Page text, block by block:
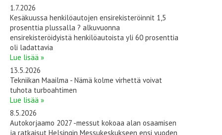
1.7.2026
Kesäkuussa henkilöautojen ensirekisteröinnit 1,5
prosenttia plussalla ? alkuvuonna
ensirekisteröidyistä henkilöautoista yli 60 prosenttia
oli ladattavia
Lue lisää »
13.5.2026
Tekniikan Maailma - Nämä kolme virhettä voivat
tuhota turboahtimen
Lue lisää »
8.5.2026
Autokorjaamo 2027 -messut kokoaa alan osaamisen
ja ratkaisut Helsingin Messukeskukseen ensi vuoden